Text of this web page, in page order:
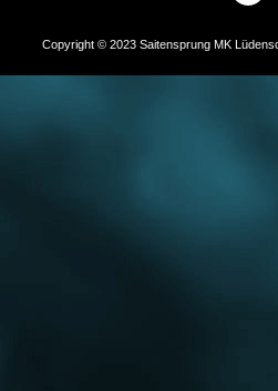
Copyright © 2023 Saitensprung MK